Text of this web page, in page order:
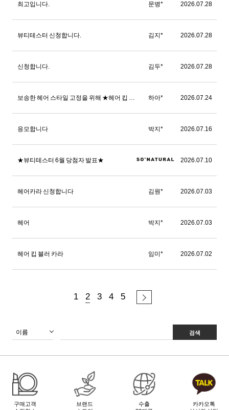
최고입니다. 문병* 2026.07.28
뷰티테스터 신청합니다. 김지* 2026.07.28
신청합니다. 김두* 2026.07.28
보송한 헤어 스타일 고정을 위해 ★헤어 킵 블러 카라★ 체험해 보고 싶어요 하아* 2026.07.24
응모합니다 박지* 2026.07.16
★뷰티테스터 6월 당첨자 발표★ 2026.07.10
헤어카라 신청합니다 김원* 2026.07.03
헤어 박지* 2026.07.03
헤어 킵 블러 카라 임미* 2026.07.02
1 2 3 4 5
검색
구매고객
브랜드
수출
카카오톡